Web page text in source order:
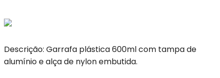
Descrição: Garrafa plástica 600ml com tampa de
alumínio e alça de nylon embutida.